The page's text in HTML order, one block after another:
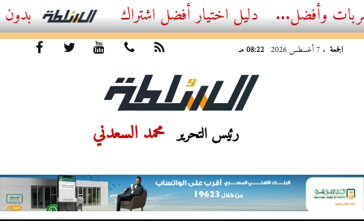
أفضل اشتراك IPTV بدون تقطيع 2026 – دليل المشاهد العصري
الجمعة ، 7 أغسطس 2026 08:22 مـ
رئيس التحرير محمد السعدني